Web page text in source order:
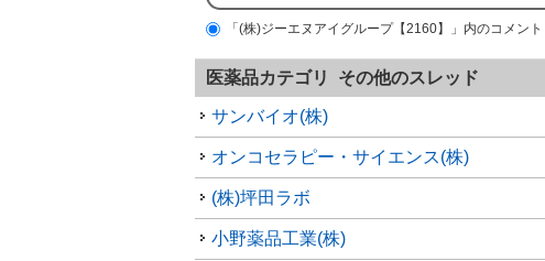
「(株)ジーエヌアイグループ【2160】」内のコメント
医薬品カテゴリ その他のスレッド
サンバイオ(株)
オンコセラピー・サイエンス(株)
(株)坪田ラボ
小野薬品工業(株)